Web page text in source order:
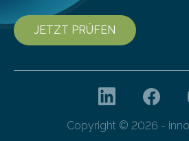
JETZT PRÜFEN
Copyright © 2026 -